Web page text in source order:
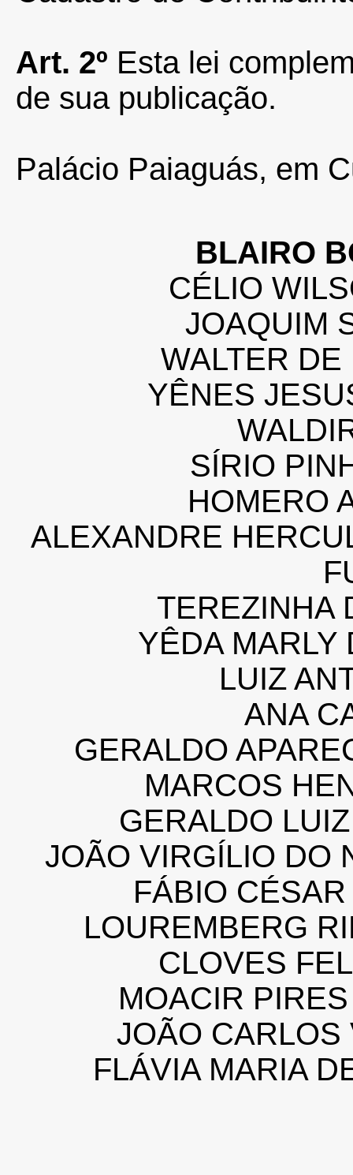
Art. 2º Esta lei
de sua publicação.
Palácio Paiaguás, em
BLAIRO
CÉLIO
JOAQUIM
WALTER
YÊNES
SÍRIO
HOMERO
ALEXANDRE
TEREZINHA
YÊDA MARLY
LUIZ
ANA
GERALDO
MARCOS
GERALDO
JOÃO VIRGÍLIO DO
FÁBIO
LOUREMBERG
CLOVES
MOACIR
JOÃO
FLÁVIA MARIA